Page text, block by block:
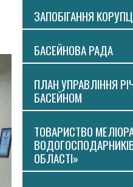
ЗАПОБІГАННЯ
БАСЕЙНОВА РАДА
ПЛАН УПРАВЛІННЯ
БАСЕЙНОМ
ТОВАРИСТВО
ОБЛАСТІ»